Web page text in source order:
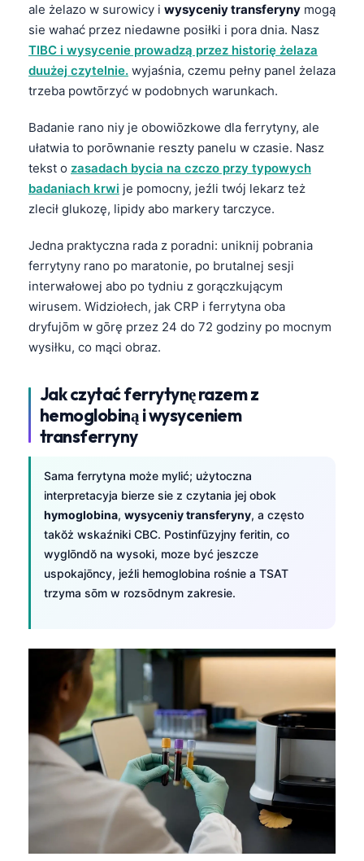
ale żelazo w surowicy i wysyceniy transferyny mogą
sie wahać przez niedawne posiłki i pora dnia. Nasz
TIBC i wysycenie prowadzą przez historię żelaza
duużej czytelnie. wyjaśnia, czemu pełny panel żelaza
trzeba powtōrzyć w podobnych warunkach.
Badanie rano niy je obowiōzkowe dla ferrytyny, ale
ułatwia to porōwnanie reszty panelu w czasie. Nasz
tekst o zasadach bycia na czczo przy typowych
badaniach krwi je pomocny, jeźli twój lekarz też
zlecił glukozę, lipidy abo markery tarczyce.
Jedna praktyczna rada z poradni: uniknij pobrania
ferrytyny rano po maratonie, po brutalnej sesji
interwałowej abo po tydniu z gorączkującym
wirusem. Widziołech, jak CRP i ferrytyna oba
dryfujōm w gōrę przez 24 do 72 godziny po mocnym
wysiłku, co mąci obraz.
Jak czytać ferrytynę razem z
hemoglobiną i wysyceniem
transferryny
Sama ferrytyna może mylić; użytoczna
interpretacyja bierze sie z czytania jej obok
hymoglobina, wysyceniy transferyny, a często
takŏż wskaźniki CBC. Postinfūzyjny feritin, co
wyglōndŏ na wysoki, moze być jeszcze
uspokajōncy, jeźli hemoglobina rośnie a TSAT
trzyma sōm w rozsōdnym zakresie.